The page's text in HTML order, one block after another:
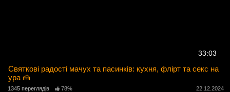
33:03
Святкові радості мачух та пасинків: кухня, флірт та секс на
ура 🍰
1345 переглядів 78% 22.12.2024